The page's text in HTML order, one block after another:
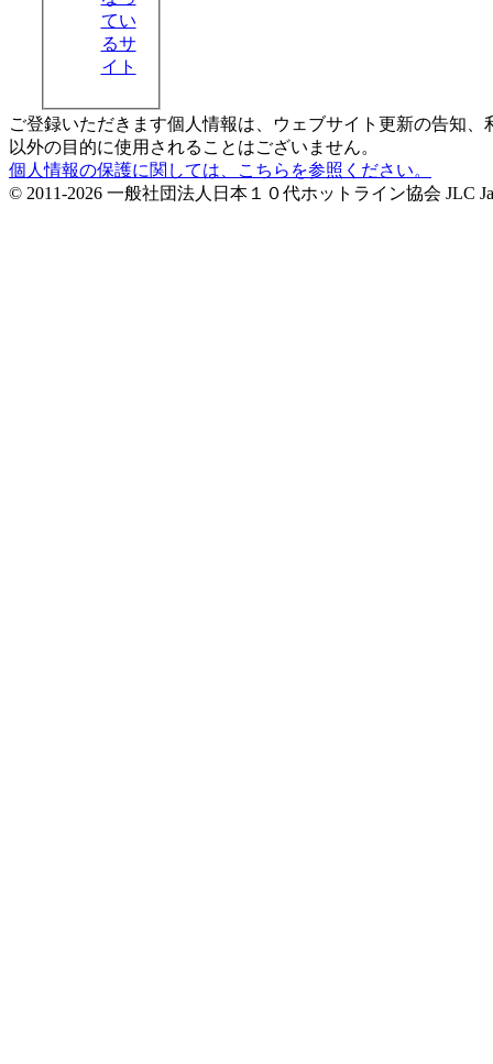
てい
るサ
イト
ご登録いただきます個人情報は、ウェブサイト更新の告知
以外の目的に使用されることはございません。
個人情報の保護に関しては、こちらを参照ください。
© 2011-2026 一般社団法人日本１０代ホットライン協会 JLC